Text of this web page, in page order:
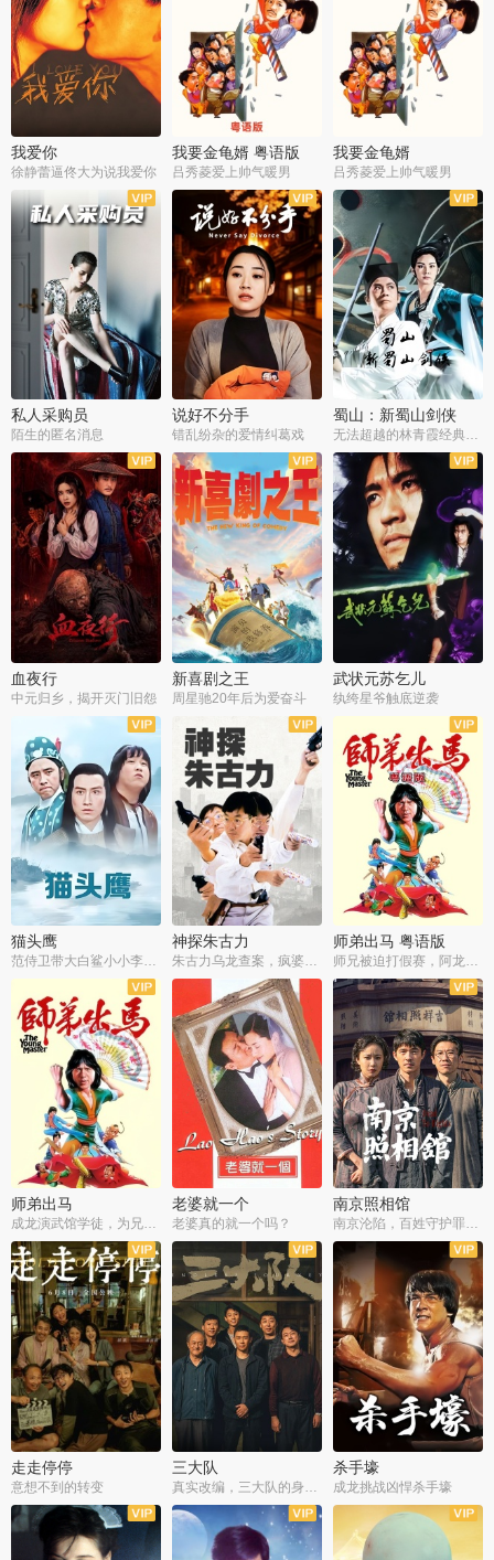
我爱你
徐静蕾逼佟大为说我爱你
我要金龟婿 粤语版
吕秀菱爱上帅气暖男
我要金龟婿
吕秀菱爱上帅气暖男
私人采购员
陌生的匿名消息
说好不分手
错乱纷杂的爱情纠葛戏
蜀山：新蜀山剑侠
无法超越的林青霞经典角色
血夜行
中元归乡，揭开灭门旧怨
新喜剧之王
周星驰20年后为爱奋斗
武状元苏乞儿
纨绔星爷触底逆袭
猫头鹰
范侍卫带大白鲨小小李破案寻妃
神探朱古力
朱古力乌龙查案，疯婆子神助攻
师弟出马 粤语版
师兄被迫打假赛，阿龙追查斗黑帮
师弟出马
成龙演武馆学徒，为兄搏命战黑道
老婆就一个
老婆真的就一个吗？
南京照相馆
南京沦陷，百姓守护罪证底片
走走停停
意想不到的转变
三大队 杀手壕
成龙挑战凶悍杀手壕